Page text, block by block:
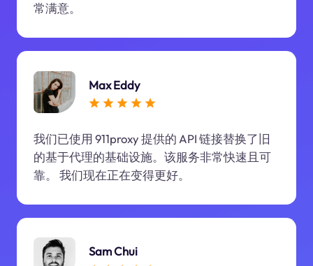
常满意。
Max Eddy
我们已使用 911proxy 提供的 API 链接替换了旧
的基于代理的基础设施。该服务非常快速且可
靠。 我们现在正在变得更好。
Sam Chui